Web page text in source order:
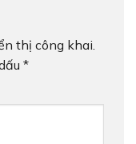
thị công khai.
*